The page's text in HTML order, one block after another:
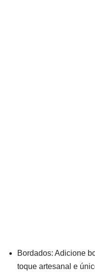
Bordados: Adicione
toque artesanal e